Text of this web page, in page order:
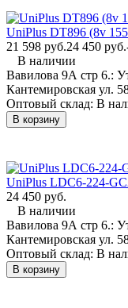
UniPlus DT896 (8v
21 598 руб.24 450 руб.
В наличии
Вавилова 9А стр 6.:
Кантемировская ул.
Оптовый склад: В
В корзину
UniPlus LDC6-224-
24 450 руб.
В наличии
Вавилова 9А стр 6.:
Кантемировская ул.
Оптовый склад: В
В корзину